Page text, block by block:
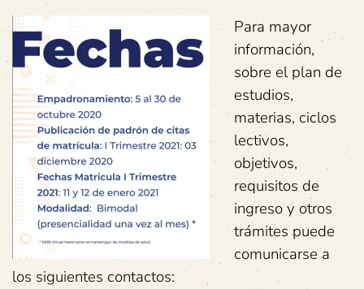
Para mayor
información,
sobre el plan de
estudios,
materias, ciclos
lectivos,
objetivos,
requisitos de
ingreso y otros
trámites puede
comunicarse a
los siguientes contactos: